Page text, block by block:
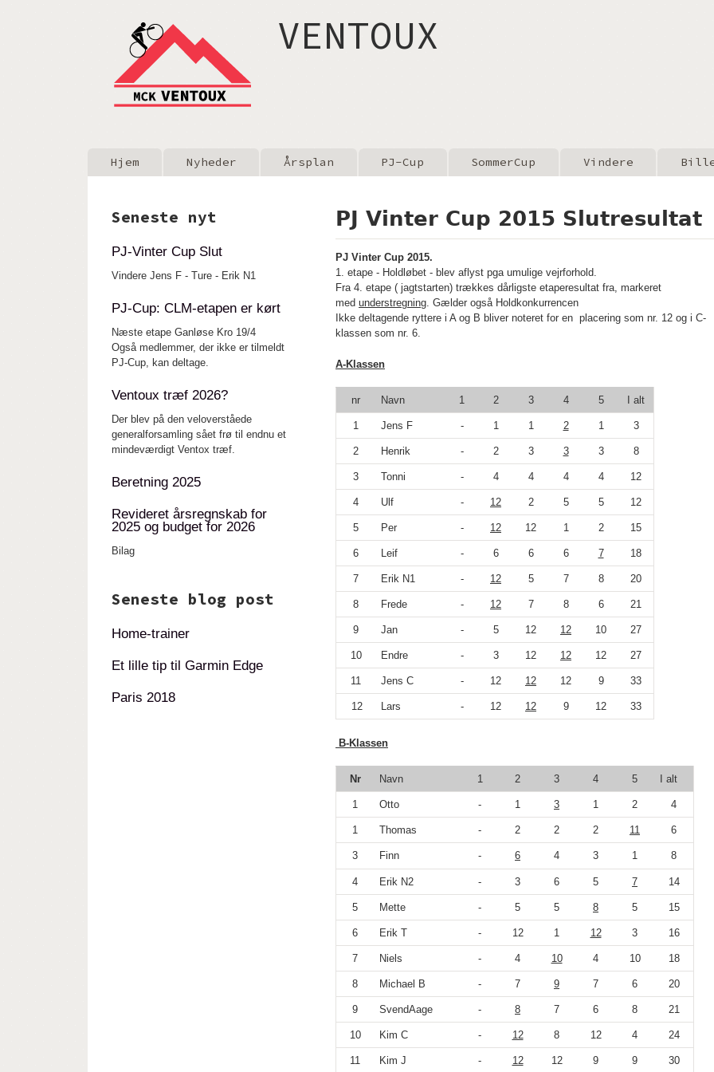
VENTOUX
Main menu
Hjem Nyheder Årsplan PJ-Cup SommerCup Vindere
PJ Vinter Cup 2015 Slutresultat
PJ Vinter Cup 2015.
1. etape - Holdløbet - blev aflyst pga umulige vejrforhold.
Fra 4. etape ( jagtstarten) trækkes dårligste etaperesultat fra, markeret
med understregning. Gælder også Holdkonkurrencen
Ikke deltagende ryttere i A og B bliver noteret for en placering som nr. 12 og i C-
klassen som nr. 6.
A-Klassen
nr Navn 1 2 3 4 5 I alt
1 Jens F - 1 1 2 1 3
2 Henrik - 2 3 3 3 8
3 Tonni - 4 4 4 4 12
4 Ulf - 12 2 5 5 12
5 Per - 12 12 1 2 15
6 Leif - 6 6 6 7 18
7 Erik N1 - 12 5 7 8 20
8 Frede - 12 7 8 6 21
9 Jan - 5 12 12 10 27
10 Endre - 3 12 12 12 27
11 Jens C - 12 12 12 9 33
12 Lars - 12 12 9 12 33
B-Klassen
Nr Navn 1 2 3 4 5 I alt
1 Otto - 1 3 1 2 4
1 Thomas - 2 2 2 11 6
3 Finn - 6 4 3 1 8
4 Erik N2 - 3 6 5 7 14
5 Mette - 5 5 8 5 15
6 Erik T - 12 1 12 3 16
7 Niels - 4 10 4 10 18
8 Michael B - 7 9 7 6 20
9 SvendAage - 8 7 6 8 21
10 Kim C - 12 8 12 4 24
11 Kim J - 12 12 9 9 30
Seneste nyt
PJ-Vinter Cup Slut
Vindere Jens F - Ture - Erik N1
PJ-Cup: CLM-etapen er kørt
Næste etape Ganløse Kro 19/4
Også medlemmer, der ikke er tilmeldt
PJ-Cup, kan deltage.
Ventoux træf 2026?
Der blev på den veloverståede
generalforsamling sået frø til endnu et
mindeværdigt Ventox træf.
Beretning 2025
Revideret årsregnskab for
2025 og budget for 2026
Bilag
Seneste blog post
Home-trainer
Et lille tip til Garmin Edge
Paris 2018